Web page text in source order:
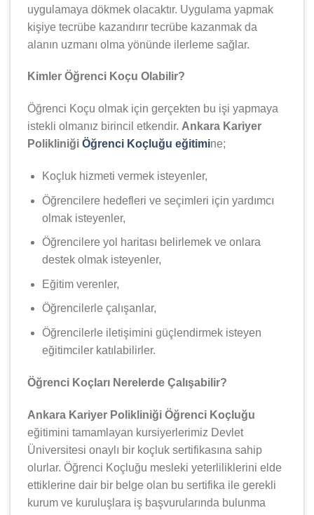
uygulamaya dökmek olacaktır. Uygulama yapmak
kişiye tecrübe kazandırır tecrübe kazanmak da
alanın uzmanı olma yönünde ilerleme sağlar.
Kimler Öğrenci Koçu Olabilir?
Öğrenci Koçu olmak için gerçekten bu işi yapmaya
istekli olmanız birincil etkendir. Ankara Kariyer
Polikliniği Öğrenci Koçluğu eğitimine;
Koçluk hizmeti vermek isteyenler,
Öğrencilere hedefleri ve seçimleri için yardımcı
olmak isteyenler,
Öğrencilere yol haritası belirlemek ve onlara
destek olmak isteyenler,
Eğitim verenler,
Öğrencilerle çalışanlar,
Öğrencilerle iletişimini güçlendirmek isteyen
eğitimciler katılabilirler.
Öğrenci Koçları Nerelerde Çalışabilir?
Ankara Kariyer Polikliniği Öğrenci Koçluğu
eğitimini tamamlayan kursiyerlerimiz Devlet
Üniversitesi onaylı bir koçluk sertifikasına sahip
olurlar. Öğrenci Koçluğu mesleki yeterliliklerini elde
ettiklerine dair bir belge olan bu sertifika ile gerekli
kurum ve kuruluşlara iş başvurularında bulunma